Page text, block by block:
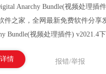
Anarchy Bundle(视频处理插
件之家，全网最新免费软件分享
Bundle(视频处理插件) v2021.4
情 报错/举报